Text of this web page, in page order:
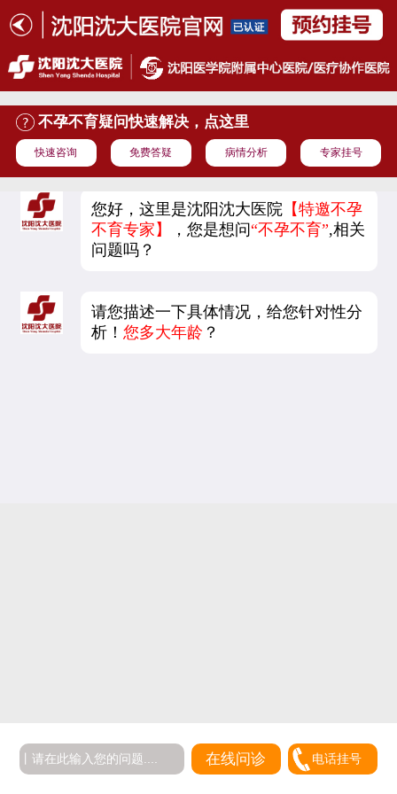
不孕不育疑问快速解决，点这里
快速咨询 免费答疑 病情分析 专家挂号
您好，这里是沈阳沈大医院 【特邀不孕
不育专家】
，您是想问“不孕不育”,相关
问题吗？
请您描述一下具体情况，给您针对性分
析！您多大年龄 ？
在线问诊 电话挂号